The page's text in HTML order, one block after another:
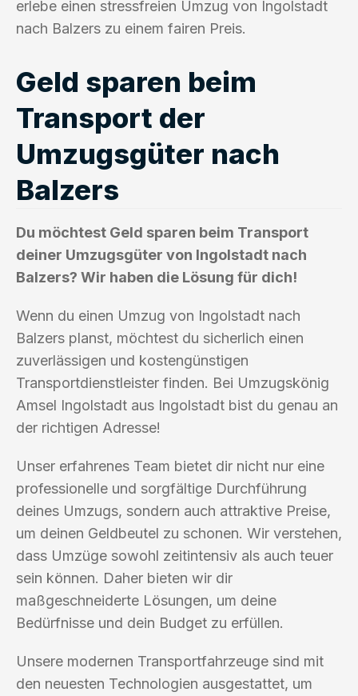
erlebe einen stressfreien Umzug von Ingolstadt
nach Balzers zu einem fairen Preis.
Geld sparen beim
Transport der
Umzugsgüter nach
Balzers
Du möchtest Geld sparen beim Transport
deiner Umzugsgüter von Ingolstadt nach
Balzers? Wir haben die Lösung für dich!
Wenn du einen Umzug von Ingolstadt nach
Balzers planst, möchtest du sicherlich einen
zuverlässigen und kostengünstigen
Transportdienstleister finden. Bei Umzugskönig
Amsel Ingolstadt aus Ingolstadt bist du genau an
der richtigen Adresse!
Unser erfahrenes Team bietet dir nicht nur eine
professionelle und sorgfältige Durchführung
deines Umzugs, sondern auch attraktive Preise,
um deinen Geldbeutel zu schonen. Wir verstehen,
dass Umzüge sowohl zeitintensiv als auch teuer
sein können. Daher bieten wir dir
maßgeschneiderte Lösungen, um deine
Bedürfnisse und dein Budget zu erfüllen.
Unsere modernen Transportfahrzeuge sind mit
den neuesten Technologien ausgestattet, um